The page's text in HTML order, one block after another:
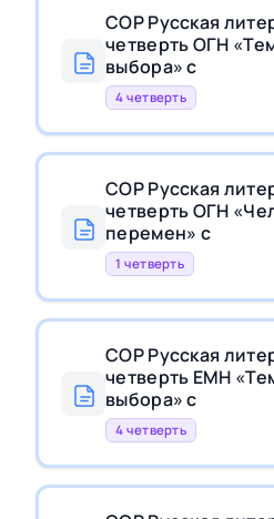
СОР Русская
четверть ОГН
выбора» с
4 четверть
СОР Русская
четверть ОГН
перемен» с
1 четверть
СОР Русская
четверть ЕМН
выбора» с
4 четверть